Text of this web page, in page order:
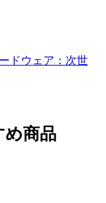
ドウェア：次世
め商品